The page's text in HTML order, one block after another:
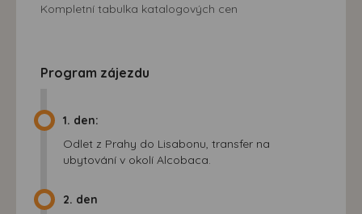
Kompletní tabulka katalogových cen
Program zájezdu
1. den:
Odlet z Prahy do Lisabonu, transfer na
ubytování v okolí Alcobaca.
2. den